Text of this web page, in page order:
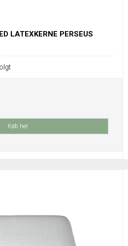
LATEXKERNE PERSEUS
Køb her